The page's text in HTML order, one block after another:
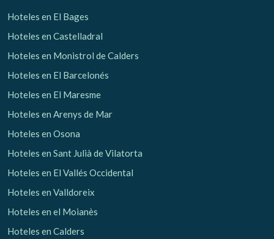
Hoteles en El Bages
Hoteles en Castelladral
Hoteles en Monistrol de Calders
Hoteles en El Barcelonés
Hoteles en El Maresme
Hoteles en Arenys de Mar
Hoteles en Osona
Hoteles en Sant Julià de Vilatorta
Hoteles en El Vallés Occidental
Hoteles en Valldoreix
Hoteles en el Moianès
Hoteles en Calders